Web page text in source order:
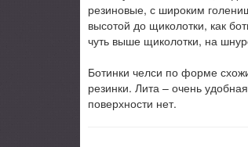
резиновые, с широким
высотой до щиколотки, как
чуть выше щиколотки, на
Ботинки челси по форме
резинки. Лита – очень
поверхности нет.